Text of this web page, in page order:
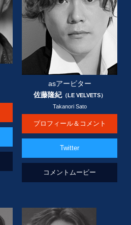
asアービター
佐藤隆紀（LE VELVETS）
Takanori Sato
プロフィール＆コメント
Twitter
コメントムービー